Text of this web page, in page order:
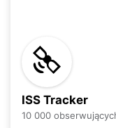
ISS Tracker
10 000